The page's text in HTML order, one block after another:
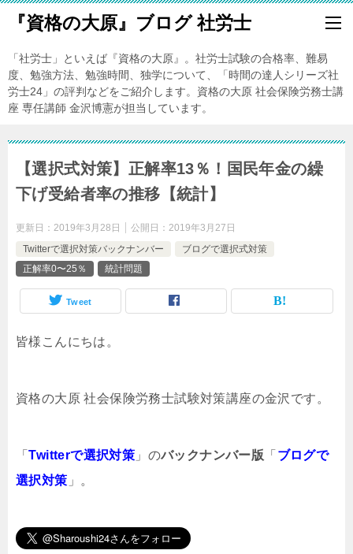
『資格の大原』ブログ 社労士
「社労士」といえば『資格の大原』。社労士試験の合格率、難易
度、勉強方法、勉強時間、独学について、「時間の達人シリーズ社
労士24」の評判などをご紹介します。資格の大原 社会保険労務士講
座 専任講師 金沢博憲が担当しています。
【選択式対策】正解率13％！国民年金の繰
下げ受給者率の推移【統計】
更新日： 2019年3月28日 公開日： 2019年3月27日
Twitterで選択対策バックナンバー
ブログで選択式対策
正解率0〜25％
統計問題
Tweet
皆様こんにちは。
資格の大原 社会保険労務士試験対策講座の金沢です。
「Twitterで選択対策 」のバックナンバー版 「 ブログで
選択対策 」。